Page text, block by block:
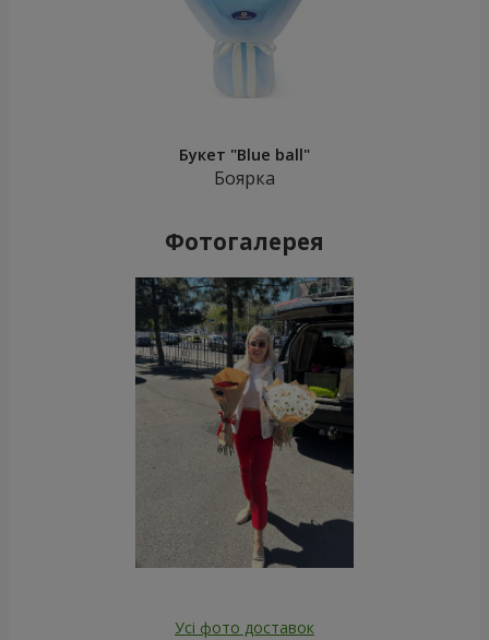
Букет "Blue ball"
Боярка
Фотогалерея
Усі фото доставок